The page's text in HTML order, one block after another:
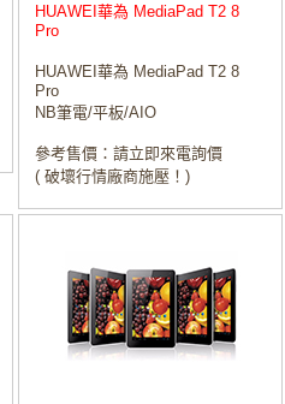
HUAWEI華為 MediaPad T2 8
Pro
HUAWEI華為 MediaPad T2 8
Pro
NB筆電/平板/AIO
參考售價：請立即來電詢價
( 破壞行情廠商施壓！)